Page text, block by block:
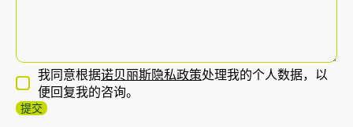
我同意根据诺贝丽斯隐私政策处理我的个人数据，以
便回复我的咨询。